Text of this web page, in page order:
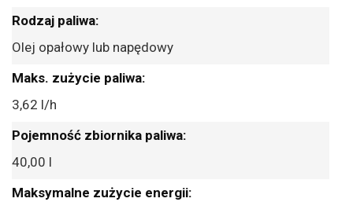
Olej opałowy lub napędowy
3,62 l/h
40,00 l